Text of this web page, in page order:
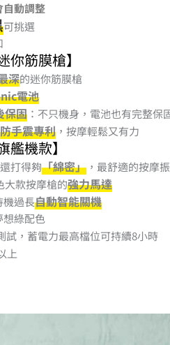
自動調整
可挑選
你筋膜槍】
深的迷你筋膜槍
電池
保固 ：不只機身，電池也有完整保
防手震專利 ，按摩輕鬆又有力
艦機款】
打得夠「綿密」 ，最舒適的按摩
大款按摩槍的強力馬達
過長自動智能關機
想綠配色
試，蓄電力最高檔位可持續8小時
上